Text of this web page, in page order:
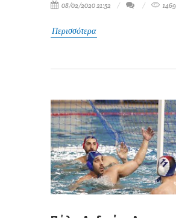
08/02/2020 21:52 1469
Περισσότερα